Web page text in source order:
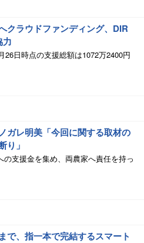
クラウドファンディング、DIR
力
26日時点の支援総額は1072万2400円
ガレ明美「今回に関する取材の
り」
の支援金を集め、両農家へ責任を持っ
で、指一本で完結するスマート